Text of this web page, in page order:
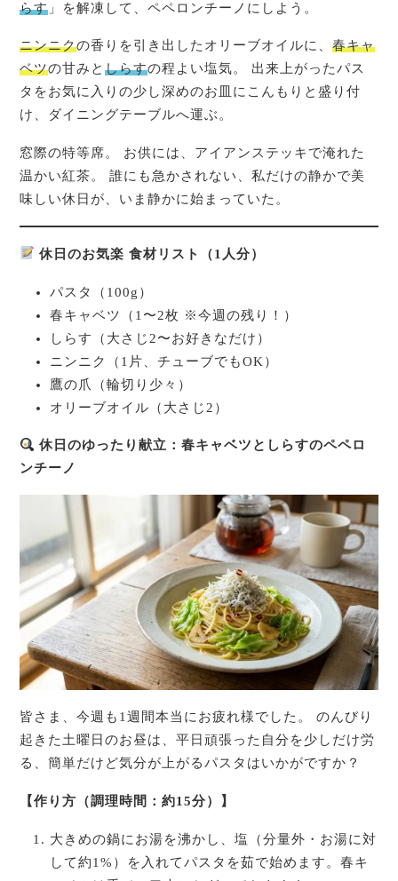
らす 」を解凍して、ペペロンチーノにしよう。
ニンニクの香りを引き出したオリーブオイルに、春キャ
ベツの甘みとしらすの程よい塩気。 出来上がったパス
タをお気に入りの少し深めのお皿にこんもりと盛り付
け、ダイニングテーブルへ運ぶ。
窓際の特等席。 お供には、アイアンステッキで淹れた
温かい紅茶。 誰にも急かされない、私だけの静かで美
味しい休日が、いま静かに始まっていた。
休日のお気楽 食材リスト（1人分）
パスタ（100g）
春キャベツ（1〜2枚 ※今週の残り！）
しらす（大さじ2〜お好きなだけ）
ニンニク（1片、チューブでもOK）
鷹の爪（輪切り少々）
オリーブオイル（大さじ2）
休日のゆったり献立：春キャベツとしらすのペペロ
ンチーノ
皆さま、今週も1週間本当にお疲れ様でした。 のんびり
起きた土曜日のお昼は、平日頑張った自分を少しだけ労
る、簡単だけど気分が上がるパスタはいかがですか？
【作り方（調理時間：約15分）】
大きめの鍋にお湯を沸かし、塩（分量外・お湯に対
して約1%）を入れてパスタを茹で始めます。春キ